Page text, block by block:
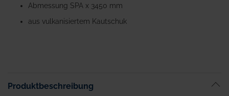
Bildgalerie
springen
Abmessung SPA x 3450 mm
aus vulkanisiertem Kautschuk
Produktbeschreibung